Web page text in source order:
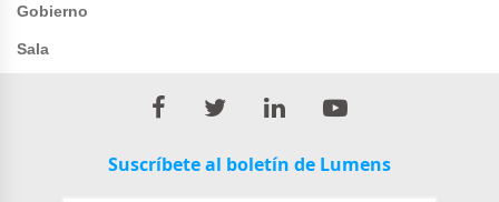
Gobierno
Sala
Suscríbete al boletín de Lumens